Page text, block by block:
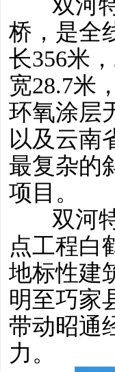
桥，是全
长356米
宽28.7米
环氧涂层
以及云南
最复杂的
项目。
双河
点工程白
地标性建
明至巧家
带动昭通
力。